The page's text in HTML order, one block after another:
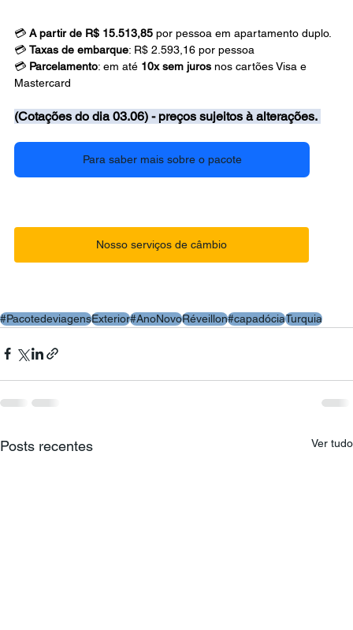
💳 A partir de R$ 15.513,85 por pessoa em apartamento duplo.
💳 Taxas de embarque: R$ 2.593,16 por pessoa
💳 Parcelamento: em até 10x sem juros nos cartões Visa e
Mastercard
(Cotações do dia 03.06) - preços sujeitos à alterações.
Para saber mais sobre o pacote
Nosso serviços de câmbio
#PacotedeviagensExterior#AnoNovoRéveillon#capadóciaTurquia
Posts recentes Ver tudo